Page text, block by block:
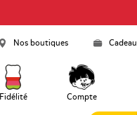
Nos boutiques
Fidélité Compte